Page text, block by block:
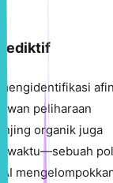
peliharaan
organik juga
waktu—sebuah